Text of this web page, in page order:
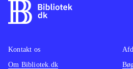
Kontakt os
Om Bibliotek.dk